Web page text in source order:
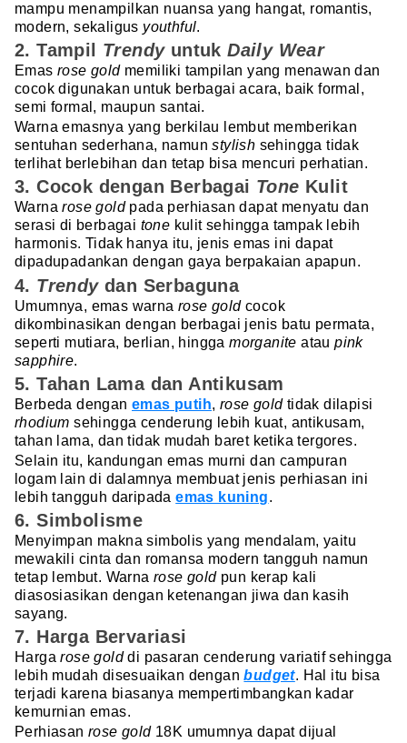
mampu menampilkan nuansa yang hangat, romantis,
modern, sekaligus youthful.
2. Tampil TrendyuntukDaily Wear
Emas rose goldmemiliki tampilan yang menawan dan
cocok digunakan untuk berbagai acara, baik formal,
semi formal, maupun santai.
Warna emasnya yang berkilau lembut memberikan
sentuhan sederhana, namunstylish sehingga tidak
terlihat berlebihan dan tetap bisa mencuri perhatian.
3. Cocok dengan Berbagai Tone Kulit
Warnarose gold pada perhiasan dapat menyatu dan
serasi di berbagai tone kulit sehingga tampak lebih
harmonis. Tidak hanya itu, jenis emas ini dapat
dipadupadankan dengan gaya berpakaian apapun.
4. Trendydan Serbaguna
Umumnya, emas warna rose goldcocok
dikombinasikan dengan berbagai jenis batu permata,
seperti mutiara, berlian, hinggamorganiteataupink
sapphire.
5. Tahan Lama dan Antikusam
Berbeda dengan emas putih, rose goldtidak dilapisi
rhodium sehingga cenderung lebih kuat, antikusam,
tahan lama, dan tidak mudah baret ketika tergores.
Selain itu, kandungan emas murni dan campuran
logam lain di dalamnya membuat jenis perhiasan ini
lebih tangguh daripadaemas kuning.
6. Simbolisme
Menyimpan makna simbolis yang mendalam, yaitu
mewakili cinta dan romansa modern tangguh namun
tetap lembut. Warna rose goldpun kerap kali
diasosiasikan dengan ketenangan jiwa dan kasih
sayang.
7. Harga Bervariasi
Hargarose golddi pasaran cenderung variatif sehingga
lebih mudah disesuaikan denganbudget. Hal itu bisa
terjadi karena biasanya mempertimbangkan kadar
kemurnian emas.
Perhiasan rose gold18K umumnya dapat dijual